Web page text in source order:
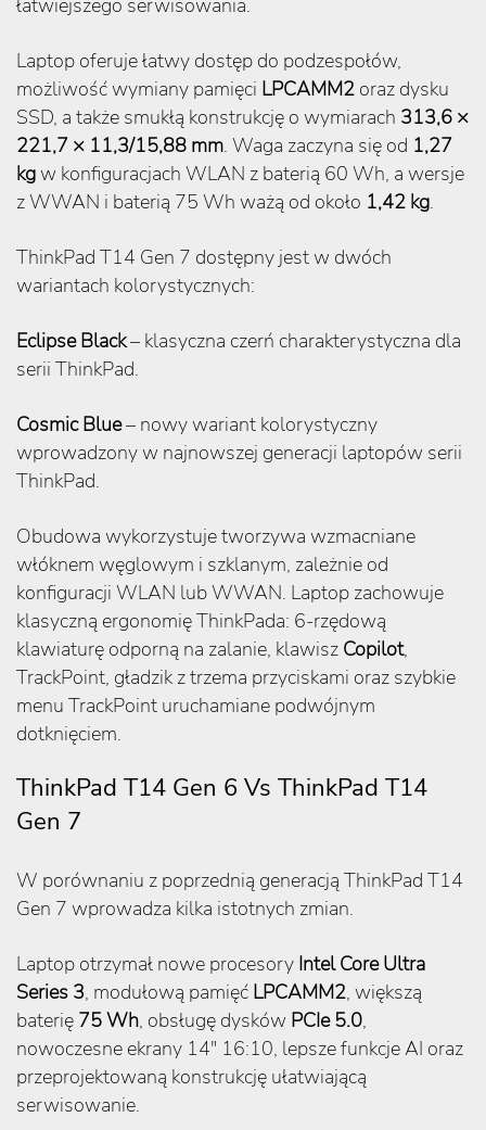
łatwiejszego serwisowania.
Laptop oferuje łatwy dostęp do podzespołów,
możliwość wymiany pamięci LPCAMM2 oraz dysku
SSD, a także smukłą konstrukcję o wymiarach 313,6 ×
221,7 × 11,3/15,88 mm. Waga zaczyna się od 1,27
kgw konfiguracjach WLAN z baterią 60 Wh, a wersje
z WWAN i baterią 75 Wh ważą od około 1,42 kg.
ThinkPad T14 Gen 7 dostępny jest w dwóch
wariantach kolorystycznych:
Eclipse Black– klasyczna czerń charakterystyczna dla
serii ThinkPad.
Cosmic Blue– nowy wariant kolorystyczny
wprowadzony w najnowszej generacji laptopów serii
ThinkPad.
Obudowa wykorzystuje tworzywa wzmacniane
włóknem węglowym i szklanym, zależnie od
konfiguracji WLAN lub WWAN. Laptop zachowuje
klasyczną ergonomię ThinkPada: 6-rzędową
klawiaturę odporną na zalanie, klawisz Copilot,
TrackPoint, gładzik z trzema przyciskami oraz szybkie
menu TrackPoint uruchamiane podwójnym
dotknięciem.
ThinkPad T14 Gen 6 Vs ThinkPad T14
Gen 7
W porównaniu z poprzednią generacją ThinkPad T14
Gen 7 wprowadza kilka istotnych zmian.
Laptop otrzymał nowe procesory Intel Core Ultra
Series 3, modułową pamięć LPCAMM2, większą
baterię 75 Wh, obsługę dysków PCIe 5.0,
nowoczesne ekrany 14″ 16:10, lepsze funkcje AI oraz
przeprojektowaną konstrukcję ułatwiającą
serwisowanie.